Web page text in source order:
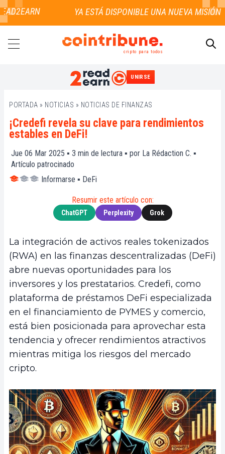
cripto para todos
UNIRSE
PORTADA » NOTICIAS » NOTICIAS DE FINANZAS
¡Credefi revela su clave para rendimientos
estables en DeFi!
Jue 06 Mar 2025 ▪ 3 min de lectura ▪ por La Rédaction C. ▪
Artículo patrocinado
Informarse ▪ DeFi
Resumir este artículo con:
ChatGPT Perplexity Grok
La integración de activos reales tokenizados
(RWA) en las finanzas descentralizadas (DeFi)
abre nuevas oportunidades para los
inversores y los prestatarios. Credefi, como
plataforma de préstamos DeFi especializada
en el financiamiento de PYMES y comercio,
está bien posicionada para aprovechar esta
tendencia y ofrecer rendimientos atractivos
mientras mitiga los riesgos del mercado
cripto.